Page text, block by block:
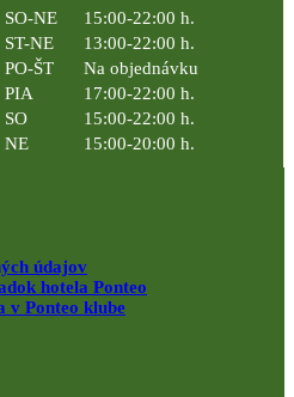
SO-NE
15:00-22:00 h.
ST-NE
13:00-22:00 h.
PO-ŠT
Na objednávku
PIA
17:00-22:00 h.
SO
15:00-22:00 h.
NE
15:00-20:00 h.
údajov
hotela Ponteo
v Ponteo klube